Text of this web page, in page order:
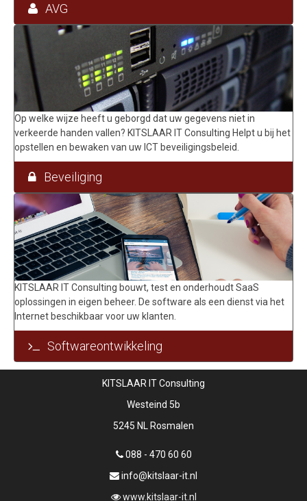
AVG
Op welke wijze heeft u geborgd dat uw gegevens niet in
verkeerde handen vallen? KITSLAAR IT Consulting Helpt u bij het
opstellen en bewaken van uw ICT beveiligingsbeleid.
Beveiliging
KITSLAAR IT Consulting bouwt, test en onderhoudt SaaS
oplossingen in eigen beheer. De software als een dienst via het
Internet beschikbaar voor uw klanten.
Softwareontwikkeling
KITSLAAR IT Consulting
Westeind 5b
5245 NL Rosmalen
088 - 470 60 60
info@kitslaar-it.nl
www.kitslaar-it.nl